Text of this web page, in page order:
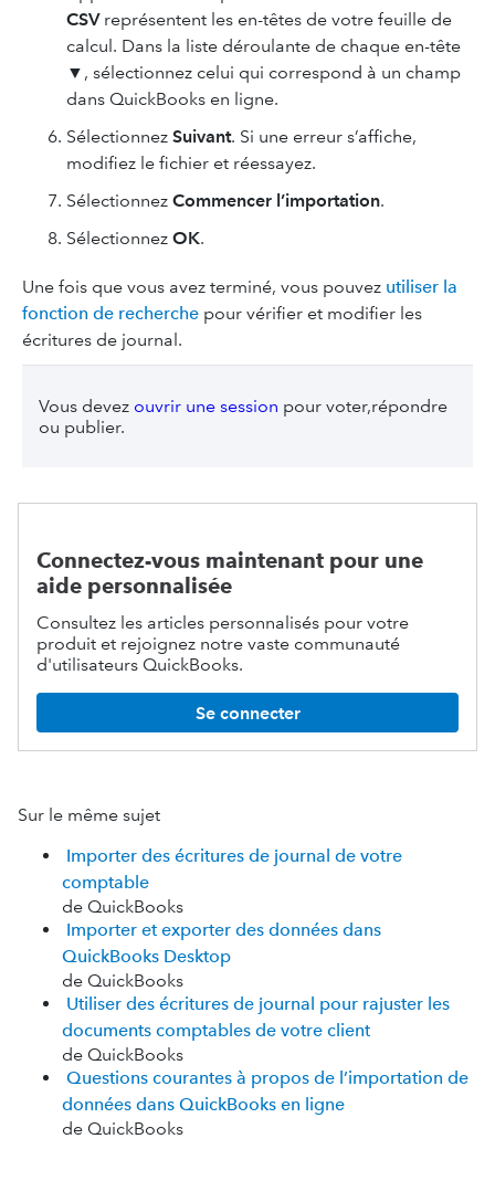
CSVreprésentent les en-têtes de votre feuille de
calcul. Dans la liste déroulante de chaque en-tête
▼, sélectionnez celui qui correspond à un champ
dans QuickBooks en ligne.
Sélectionnez Suivant. Si une erreur s’affiche,
modifiez le fichier et réessayez.
Sélectionnez Commencer l’importation.
Sélectionnez OK.
Une fois que vous avez terminé, vous pouvez utiliser la
fonction de recherche pour vérifier et modifier les
écritures de journal.
Vous devez ouvrir une session pour voter,répondre
ou publier.
Connectez-vous maintenant pour une
aide personnalisée
Consultez les articles personnalisés pour votre
produit et rejoignez notre vaste communauté
d'utilisateurs QuickBooks.
Se connecter
Sur le même sujet
Importer des écritures de journal de votre
comptable
de QuickBooks
Importer et exporter des données dans
QuickBooks Desktop
de QuickBooks
Utiliser des écritures de journal pour rajuster les
documents comptables de votre client
de QuickBooks
Questions courantes à propos de l’importation de
données dans QuickBooks en ligne
de QuickBooks